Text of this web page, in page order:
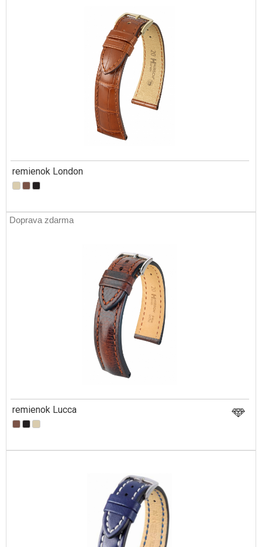
remienok London
Doprava zdarma
remienok Lucca